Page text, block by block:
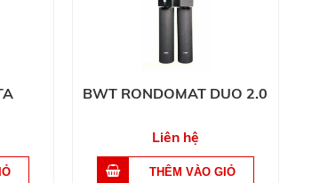
BWT RONDOMAT DUO 2.0
Liên hệ